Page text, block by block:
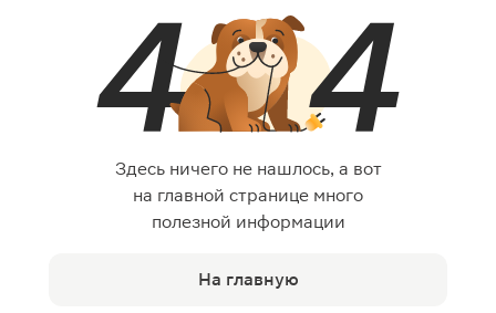
Здесь ничего не нашлось, а вот
на главной странице много
полезной информации
На главную